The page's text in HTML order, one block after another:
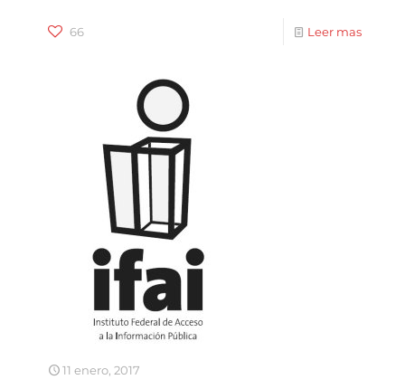
66 Leer mas
11 enero, 2017